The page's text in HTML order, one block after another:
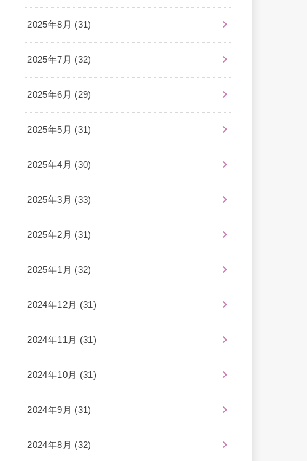
2025年8月 (31)
2025年7月 (32)
2025年6月 (29)
2025年5月 (31)
2025年4月 (30)
2025年3月 (33)
2025年2月 (31)
2025年1月 (32)
2024年12月 (31)
2024年11月 (31)
2024年10月 (31)
2024年9月 (31)
2024年8月 (32)